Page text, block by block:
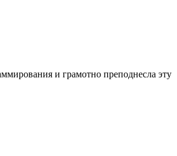
и грамотно преподнесла эту